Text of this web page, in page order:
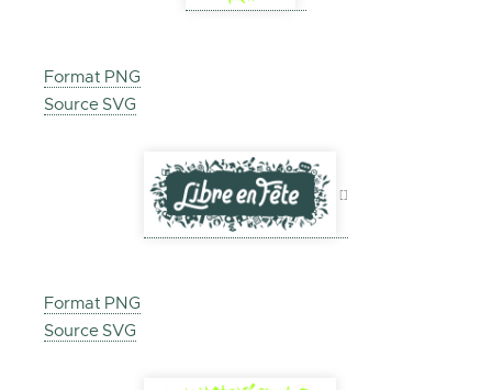
Format PNG
Source SVG
Format PNG
Source SVG